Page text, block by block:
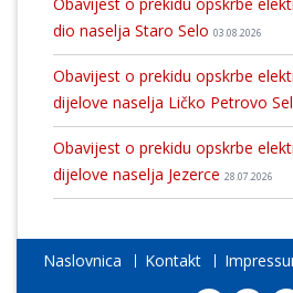
dio naselja Staro Selo 03.08.2026
Obavijest o prekidu opskrbe
dijelove naselja Ličko Petrovo
Obavijest o prekidu opskrbe
dijelove naselja Jezerce 28.07.2026
Naslovnica Kontakt